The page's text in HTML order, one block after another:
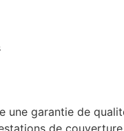
une garantie de
de